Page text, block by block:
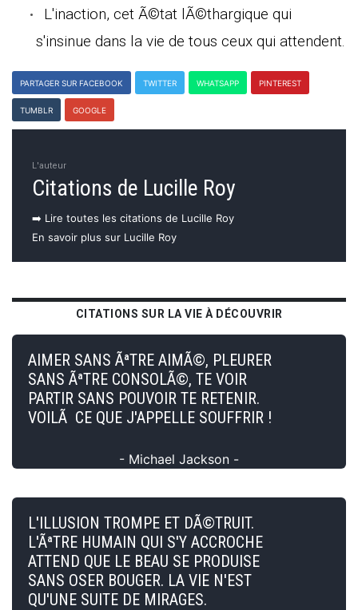
L'inaction, cet Ã©tat lÃ©thargique qui
s'insinue dans la vie de tous ceux qui attendent.
PARTAGER SUR FACEBOOK TWITTER WHATSAPP PINTEREST
TUMBLR GOOGLE
L'auteur
Citations de Lucille Roy
➡️ Lire toutes les citations de Lucille Roy
En savoir plus sur Lucille Roy
CITATIONS SUR LA VIE À DÉCOUVRIR
AIMER SANS ÃªTRE AIMÃ©, PLEURER
SANS ÃªTRE CONSOLÃ©, TE VOIR
PARTIR SANS POUVOIR TE RETENIR.
VOILÃ CE QUE J'APPELLE SOUFFRIR !
- Michael Jackson -
L'ILLUSION TROMPE ET DÃ©TRUIT.
L'ÃªTRE HUMAIN QUI S'Y ACCROCHE
ATTEND QUE LE BEAU SE PRODUISE
SANS OSER BOUGER. LA VIE N'EST
QU'UNE SUITE DE MIRAGES.